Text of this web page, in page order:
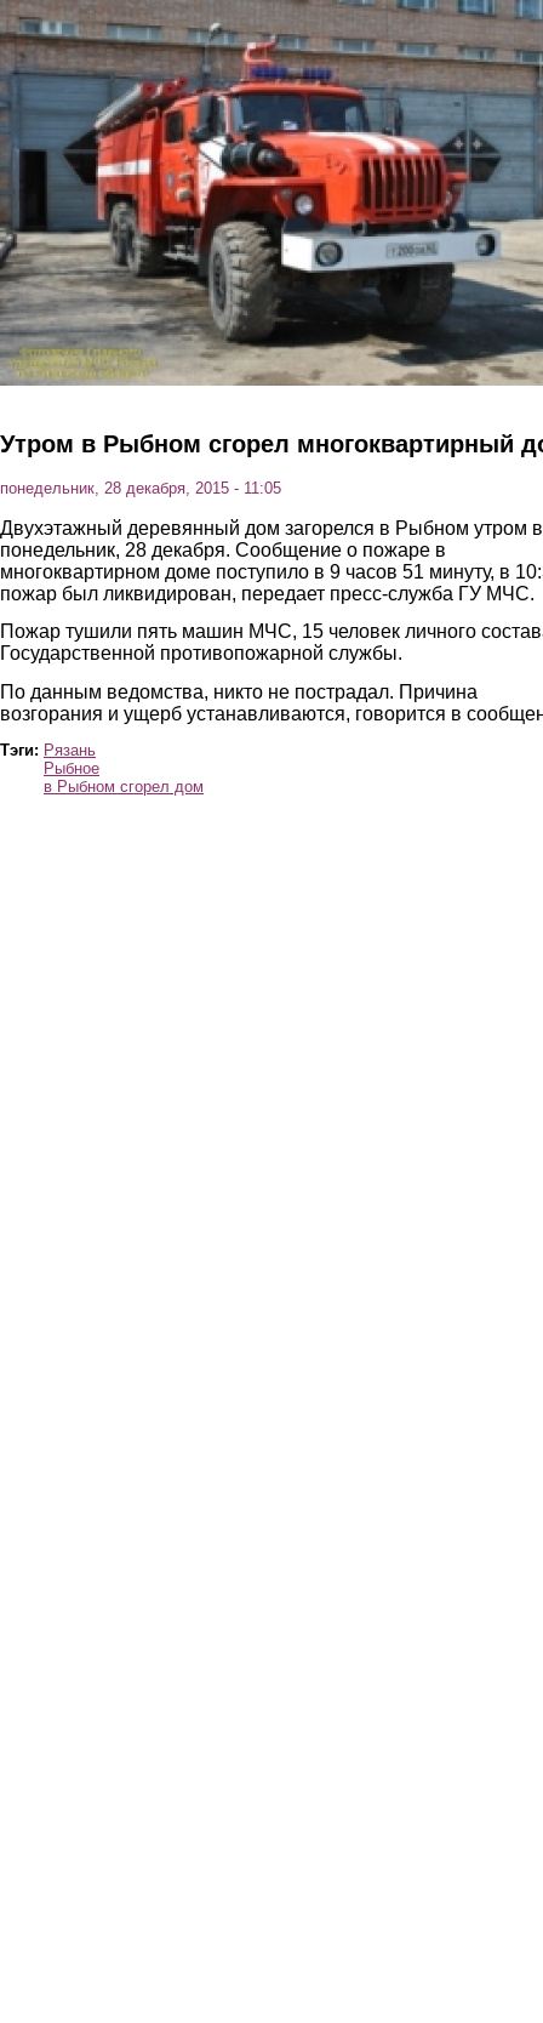
Перейти к основному содержанию
Утром в Рыбном сгорел многоквартирный
понедельник, 28 декабря, 2015 - 11:05
Двухэтажный деревянный дом загорелся в Рыбном утром в
понедельник, 28 декабря. Сообщение о пожаре в
многоквартирном доме поступило в 9 часов 51 минуту, в
пожар был ликвидирован, передает пресс-служба ГУ МЧС.
Пожар тушили пять машин МЧС, 15 человек личного
Государственной противопожарной службы.
По данным ведомства, никто не пострадал. Причина
возгорания и ущерб устанавливаются, говорится в
Тэги: Рязань
Рыбное
в Рыбном сгорел дом